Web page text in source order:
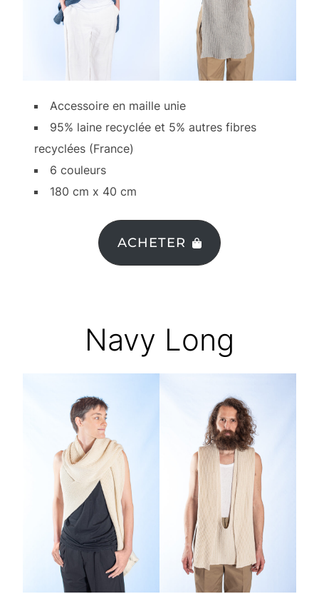
Accessoire en maille unie
95% laine recyclée et 5% autres fibres
recyclées (France)
6 couleurs
180 cm x 40 cm
ACHETER
Navy Long